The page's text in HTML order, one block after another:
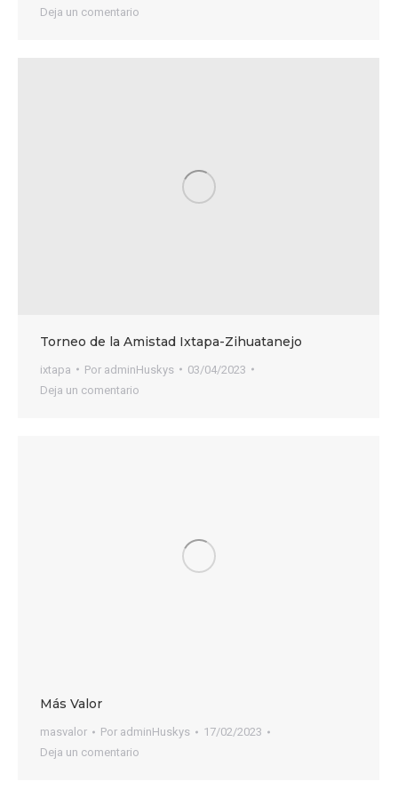
Deja un comentario
Torneo de la Amistad Ixtapa-Zihuatanejo
ixtapa Por adminHuskys
03/04/2023
Deja un comentario
Más Valor
masvalor Por adminHuskys
17/02/2023
Deja un comentario